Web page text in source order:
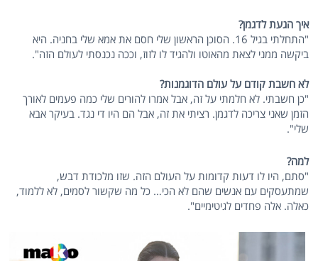
איך הגעת לדגמן?
"התחלתי בגיל 16. הסוכן הראשון שלי חסם את אמא שלי בחניה. היא
ביקשה ממני לצאת מהאוטו ולהגיד לו לזוז, וככה נכנסתי לעולם הזה".
לא חשבת קודם על עולם הדוגמנות?
"כן חשבתי. לא חלמתי על זה, אבל אמרו להורים שלי כמה פעמים לאורך
הזמן שאני צריכה לדגמן. רציתי את זה, אבל הם היו די נגד. בעיקר אבא
שלי".
למה?
"סתם, היו לו דעות קדומות על העולם הזה. שזו מלכודת דבש,
שמתעסקים עם אנשים שהם לא הכי… כל מה שקשור לסמים, לא ללמוד,
כאלה. אלה פחדים לגיטימיים".